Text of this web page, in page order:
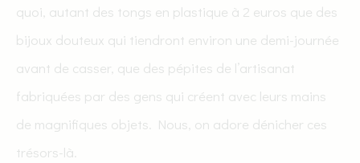
quoi, autant des tongs en plastique à 2 euros que des
bijoux douteux qui tiendront environ une demi-journée
avant de casser, que des pépites de l’artisanat
fabriquées par des gens qui créent avec leurs mains
de magnifiques objets. Nous, on adore dénicher ces
trésors-là.